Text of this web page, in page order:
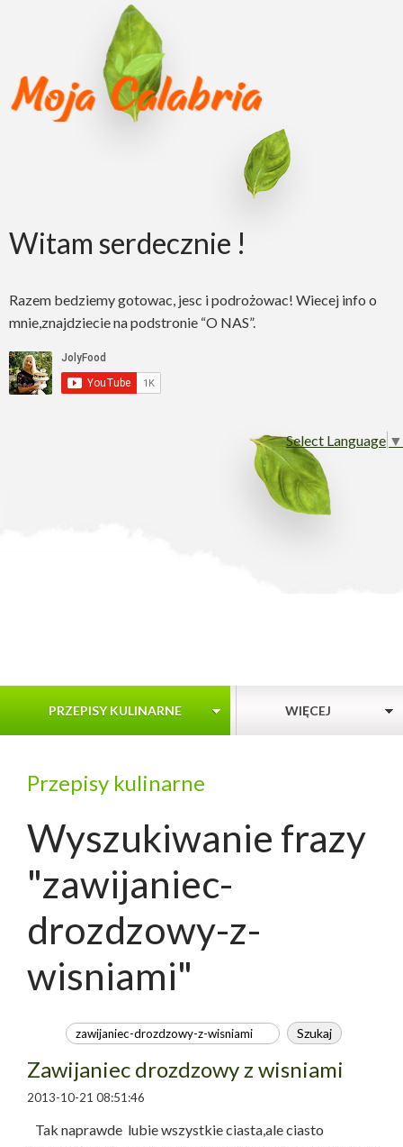
Witam serdecznie !
Razem bedziemy gotowac, jesc i podrożowac! Wiecej info o
mnie,znajdziecie na podstronie “O NAS”.
Select Language ▼
PRZEPISY KULINARNE WIĘCEJ
Przepisy kulinarne
Wyszukiwanie frazy
"zawijaniec-
drozdzowy-z-
wisniami"
Zawijaniec drozdzowy z wisniami
2013-10-21 08:51:46
Tak naprawde lubie wszystkie ciasta,ale ciasto